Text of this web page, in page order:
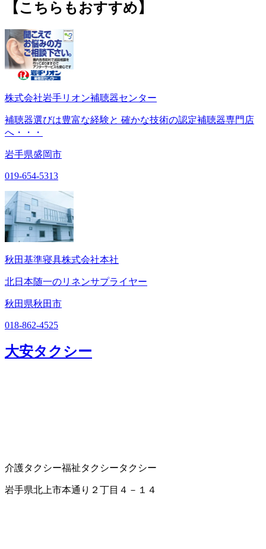
【こちらもおすすめ】
株式会社岩手リオン補聴器センター
補聴器選びは豊富な経験と 確かな技術の認定補聴器専門店
へ・・・
岩手県盛岡市
019-654-5313
秋田基準寝具株式会社本社
北日本随一のリネンサプライヤー
秋田県秋田市
018-862-4525
大安タクシー
介護タクシー福祉タクシータクシー
岩手県北上市本通り２丁目４－１４